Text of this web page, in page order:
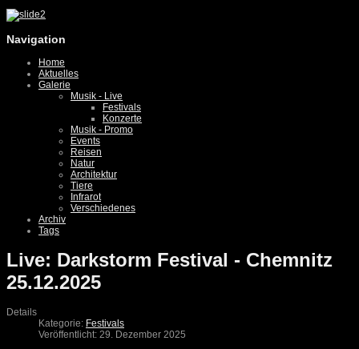
Navigation
Home
Aktuelles
Galerie
Musik - Live
Festivals
Konzerte
Musik - Promo
Events
Reisen
Natur
Architektur
Tiere
Infrarot
Verschiedenes
Archiv
Tags
Live: Darkstorm Festival - Chemnitz
25.12.2025
Details
Kategorie: Festivals
Veröffentlicht: 29. Dezember 2025